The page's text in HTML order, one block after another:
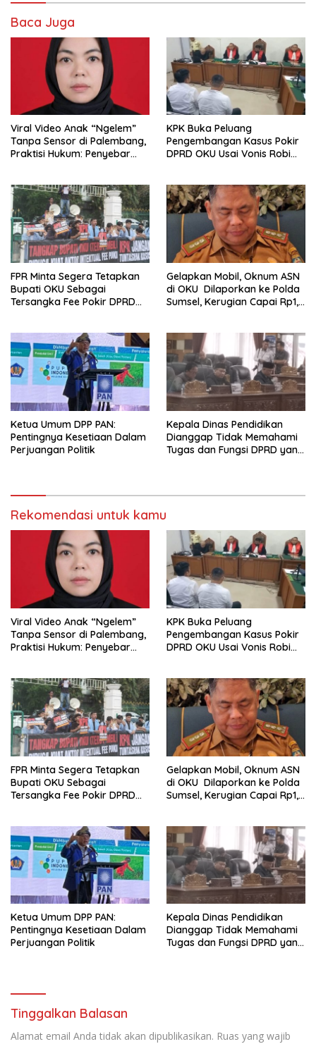
Baca Juga
Viral Video Anak “Ngelem”
Tanpa Sensor di Palembang,
Praktisi Hukum: Penyebar
KPK Buka Peluang
Pengembangan Kasus Pokir
DPRD OKU Usai Vonis Robi
FPR Minta Segera Tetapkan
Bupati OKU Sebagai
Tersangka Fee Pokir DPRD
Gelapkan Mobil, Oknum ASN
di OKU Dilaporkan ke Polda
Sumsel, Kerugian Capai Rp1,2
Ketua Umum DPP PAN:
Pentingnya Kesetiaan Dalam
Perjuangan Politik
Kepala Dinas Pendidikan
Dianggap Tidak Memahami
Tugas dan Fungsi DPRD yang
Rekomendasi untuk kamu
Viral Video Anak “Ngelem”
Tanpa Sensor di Palembang,
Praktisi Hukum: Penyebar
KPK Buka Peluang
Pengembangan Kasus Pokir
DPRD OKU Usai Vonis Robi
FPR Minta Segera Tetapkan
Bupati OKU Sebagai
Tersangka Fee Pokir DPRD
Gelapkan Mobil, Oknum ASN
di OKU Dilaporkan ke Polda
Sumsel, Kerugian Capai Rp1,2
Ketua Umum DPP PAN:
Pentingnya Kesetiaan Dalam
Perjuangan Politik
Kepala Dinas Pendidikan
Dianggap Tidak Memahami
Tugas dan Fungsi DPRD yang
Tinggalkan Balasan
Alamat email Anda tidak akan dipublikasikan. Ruas yang wajib